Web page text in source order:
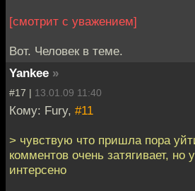
[смотрит с уважением]
Вот. Человек в теме.
Yankee »
#17 | 13.01.09 11:40
Кому: Fury, #11
> чувствую что пришла пора
комментов очень затягивает,
интерсено